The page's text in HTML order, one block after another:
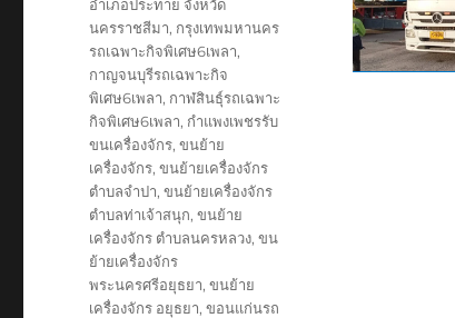
อำเภอประทาย จังหวัด
นครราชสีมา, กรุงเทพมหานคร
รถเฉพาะกิจพิเศษ6เพลา,
กาญจนบุรีรถเฉพาะกิจ
พิเศษ6เพลา, กาฬสินธุ์รถเฉพาะ
กิจพิเศษ6เพลา, กำแพงเพชรรับ
ขนเครื่องจักร,ขนย้าย
เครื่องจักร,ขนย้ายเครื่องจักร
ตำบลจำปา,ขนย้ายเครื่องจักร
ตำบลท่าเจ้าสนุก,ขนย้าย
เครื่องจักร ตำบลนครหลวง,ขน
ย้ายเครื่องจักร
พระนครศรีอยุธยา,ขนย้าย
เครื่องจักร อยุธยา,ขอนแก่นรถ